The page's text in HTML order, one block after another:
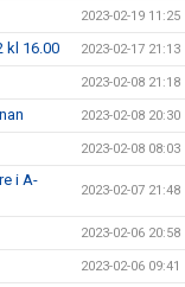
2023-02-19 11:25
kl 16.00 2023-02-17 21:13
2023-02-08 21:18
2023-02-08 20:30
2023-02-08 08:03
i A-
2023-02-07 21:48
2023-02-06 20:58
2023-02-06 09:41